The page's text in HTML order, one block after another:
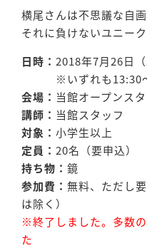
横尾さんは不思議な自
それに負けないユニー
日時： 2018年7月26日
※いずれも13:30
会場： 当館オープンス
講師： 当館スタッフ
対象： 小学生以上
定員： 20名（要申込）
持ち物： 鏡
参加費： 無料、ただし
は除く）
※終了しました。多数
た